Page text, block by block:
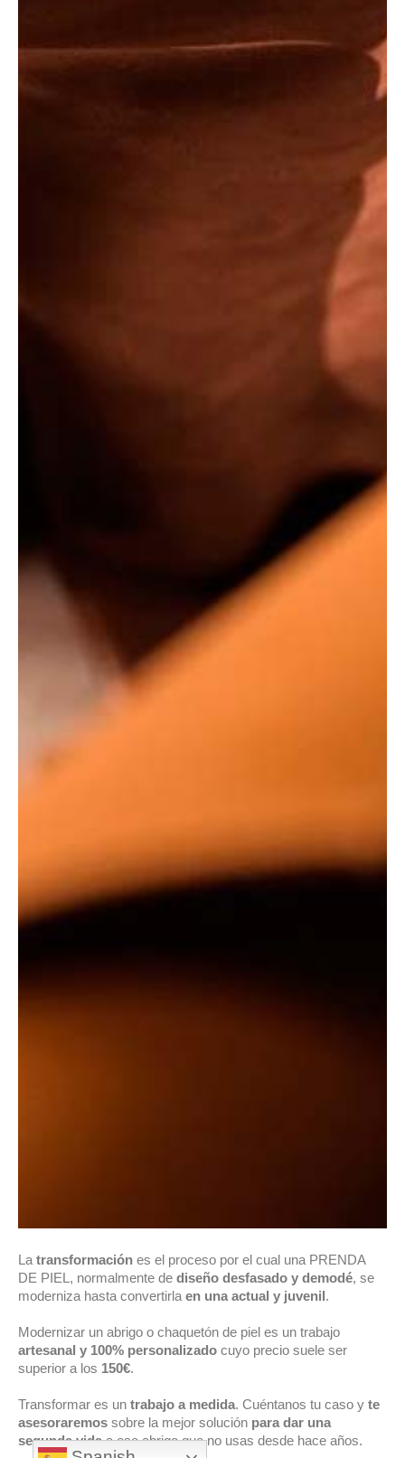
La transformación es el proceso por el cual una PRENDA
DE PIEL, normalmente de diseño desfasado y demodé, se
moderniza hasta convertirla en una actual y juvenil.
Modernizar un abrigo o chaquetón de piel es un trabajo
artesanal y 100% personalizado cuyo precio suele ser
superior a los 150€.
Transformar es un trabajo a medida. Cuéntanos tu caso y te
asesoraremos sobre la mejor solución para dar una
segunda vidaa ese abrigo que no usas desde hace años.